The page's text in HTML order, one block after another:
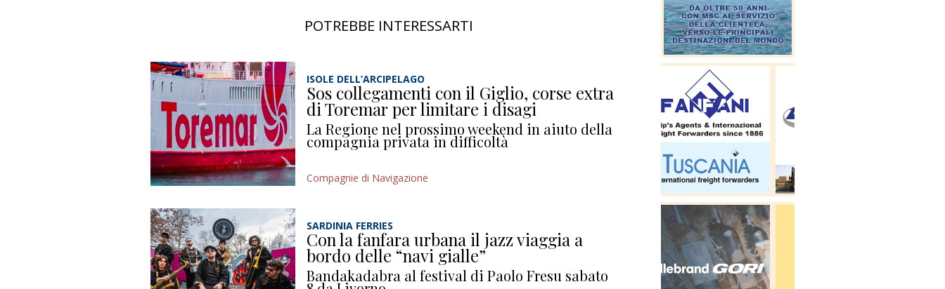
POTREBBE INTERESSARTI
ISOLE DELL’ARCIPELAGO
Sos collegamenti con il Giglio, corse extra
di Toremar per limitare i disagi
La Regione nel prossimo weekend in aiuto della
compagnia privata in difficoltà
Compagnie di Navigazione
SARDINIA FERRIES
Con la fanfara urbana il jazz viaggia a
bordo delle “navi gialle”
Bandakadabra al festival di Paolo Fresu sabato